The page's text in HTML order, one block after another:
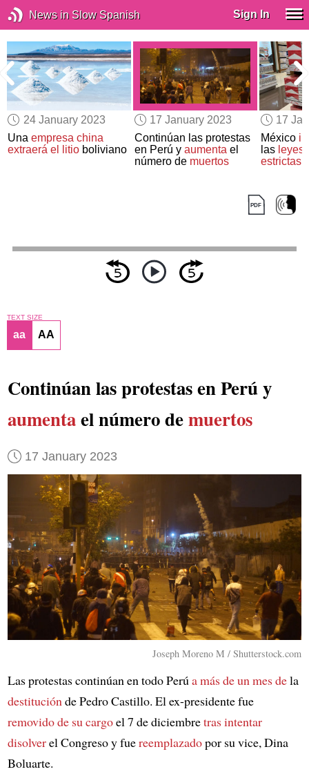
News in Slow Spanish Sign In
24 January 2023
Unaempresa china
extraerá el litio boliviano
17 January 2023
Continúan las protestas
en Perú y aumentael
número de muertos
17
México
las leyes
estrictas
TEXT SIZE
aa AA
Continúan las protestas en Perú y
aumentael número demuertos
17 January 2023
Joseph Moreno M / Shutterstock.com
Las protestas continúan en todo Perú a más de un mes dela
destitución de Pedro Castillo. El ex-presidente fue
removido de su cargoel 7 de diciembretras intentar
disolverel Congreso y fuereemplazadopor su vice, Dina
Boluarte.